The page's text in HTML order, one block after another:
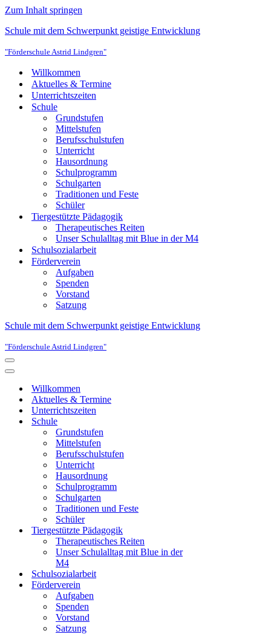
Zum Inhalt springen
Schule mit dem Schwerpunkt geistige Entwicklung
"Förderschule Astrid Lindgren"
Willkommen
Aktuelles & Termine
Unterrichtszeiten
Schule
Grundstufen
Mittelstufen
Berufsschulstufen
Unterricht
Hausordnung
Schulprogramm
Schulgarten
Traditionen und Feste
Schüler
Tiergestützte Pädagogik
Therapeutisches Reiten
Unser Schulalltag mit Blue in der M4
Schulsozialarbeit
Förderverein
Aufgaben
Spenden
Vorstand
Satzung
Schule mit dem Schwerpunkt geistige Entwicklung
"Förderschule Astrid Lindgren"
Navigationsmenü
Navigationsmenü
Willkommen
Aktuelles & Termine
Unterrichtszeiten
Schule
Grundstufen
Mittelstufen
Berufsschulstufen
Unterricht
Hausordnung
Schulprogramm
Schulgarten
Traditionen und Feste
Schüler
Tiergestützte Pädagogik
Therapeutisches Reiten
Unser Schulalltag mit Blue in der
M4
Schulsozialarbeit
Förderverein
Aufgaben
Spenden
Vorstand
Satzung